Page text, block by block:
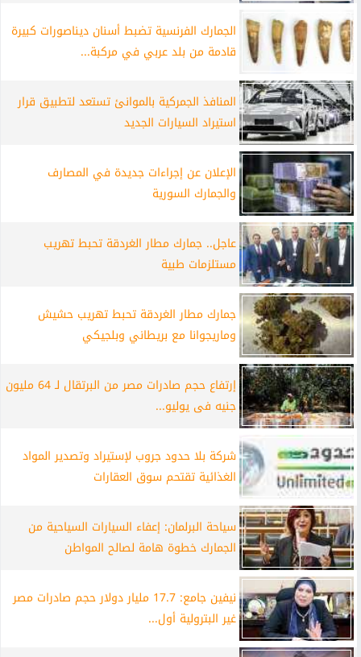
الجمارك الفرنسية تضبط أسنان ديناصورات كبيرة
قادمة من بلد عربي في مركبة...
المنافذ الجمركية بالموانئ تستعد لتطبيق قرار
استيراد السيارات الجديد
الإعلان عن إجراءات جديدة في المصارف
والجمارك السورية
عاجل.. جمارك مطار الغردقة تحبط تهريب
مستلزمات طبية
جمارك مطار الغردقة تحبط تهريب حشيش
وماريجوانا مع بريطاني وبلجيكي
إرتفاع حجم صادرات مصر من البرتقال لـ 64 مليون
جنيه فى يوليو...
شركة بلا حدود جروب لإستيراد وتصدير المواد
الغذائية تقتحم سوق العقارات
سياحة البرلمان: إعفاء السيارات السياحية من
الجمارك خطوة هامة لصالح المواطن
نيفين جامع: 17.7 مليار دولار حجم صادرات مصر
غير البترولية أول...